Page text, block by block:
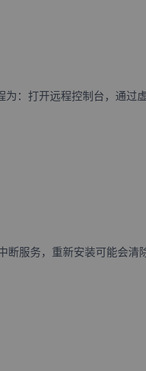
：打开远程控制台，通过
服务，重新安装可能会清